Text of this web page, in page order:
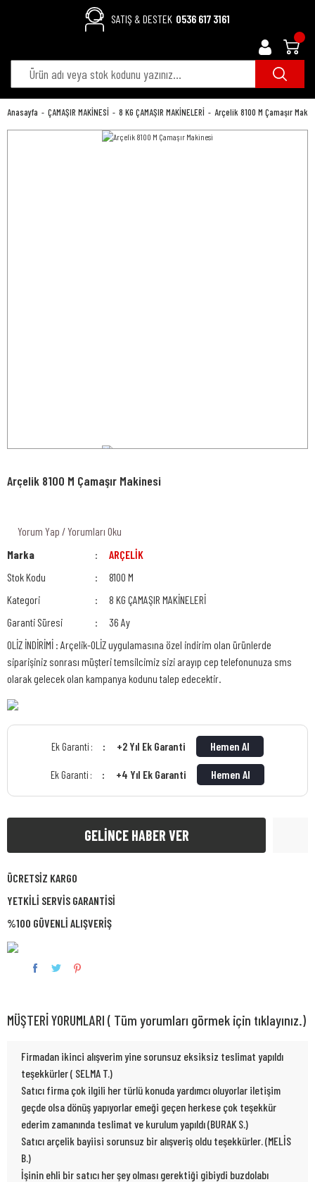
SATIŞ & DESTEK 0536 617 3161
Anasayfa ÇAMAŞIR MAKİNESİ 8 KG ÇAMAŞIR MAKİNELERİ Arçelik 8100 M Çamaşır
Arçelik 8100 M Çamaşır Makinesi
Yorum Yap / Yorumları Oku
Marka
ARÇELİK
Stok Kodu
8100 M
Kategori
8 KG ÇAMAŞIR MAKİNELERİ
Garanti Süresi
36 Ay
OLİZ İNDİRİMİ : Arçelik-OLİZ uygulamasına özel indirim olan ürünlerde
siparişiniz sonrası müşteri temsilcimiz sizi arayıp cep telefonunuza sms
olarak gelecek olan kampanya kodunu talep edecektir.
Ek Garanti : +2 Yıl Ek Garanti Hemen Al
Ek Garanti : +4 Yıl Ek Garanti Hemen Al
GELİNCE HABER VER
ÜCRETSİZ KARGO
YETKİLİ SERVİS GARANTİSİ
%100 GÜVENLİ ALIŞVERİŞ
MÜŞTERİ YORUMLARI ( Tüm yorumları görmek için tıklayınız.)
Firmadan ikinci alışverim yine sorunsuz eksiksiz teslimat yapıldı
teşekkürler ( SELMA T.)
Satıcı firma çok ilgili her türlü konuda yardımcı oluyorlar iletişim
geçde olsa dönüş yapıyorlar emeği geçen herkese çok teşekkür
ederim zamanında teslimat ve kurulum yapıldı (BURAK S.)
Satıcı arçelik bayiisi sorunsuz bir alışveriş oldu teşekkürler. (MELİS
B.)
İşinin ehli bir satıcı her şey olması gerektiği gibiydi buzdolabı